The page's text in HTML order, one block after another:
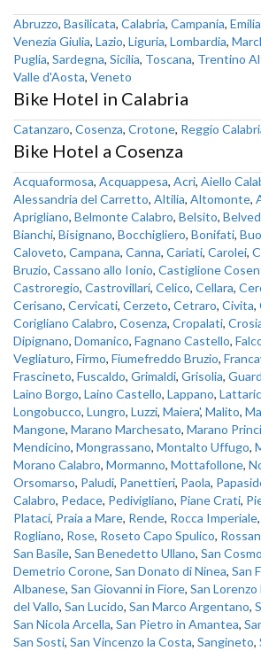
Abruzzo, Basilicata, Calabria, Campania,
Venezia Giulia, Lazio, Liguria, Lombardia,
Puglia, Sardegna, Sicilia, Toscana, Trentino
Valle d'Aosta, Veneto
Bike Hotel in Calabria
Catanzaro, Cosenza, Crotone, Reggio
Bike Hotel a Cosenza
Acquaformosa, Acquappesa, Acri, Aiello
Alessandria del Carretto, Altilia, Altomonte,
Aprigliano, Belmonte Calabro, Belsito,
Bianchi, Bisignano, Bocchigliero, Bonifati,
Caloveto, Campana, Canna, Cariati, Carolei,
Bruzio, Cassano allo Ionio, Castiglione
Castroregio, Castrovillari, Celico, Cellara,
Cerisano, Cervicati, Cerzeto, Cetraro, Civita,
Corigliano Calabro, Cosenza, Cropalati,
Dipignano, Domanico, Fagnano Castello,
Vegliaturo, Firmo, Fiumefreddo Bruzio,
Frascineto, Fuscaldo, Grimaldi, Grisolia,
Laino Borgo, Laino Castello, Lappano,
Longobucco, Lungro, Luzzi, Maiera', Malito,
Mangone, Marano Marchesato, Marano
Mendicino, Mongrassano, Montalto Uffugo,
Morano Calabro, Mormanno, Mottafollone,
Orsomarso, Paludi, Panettieri, Paola,
Calabro, Pedace, Pedivigliano, Piane Crati,
Plataci, Praia a Mare, Rende, Rocca Imperiale,
Rogliano, Rose, Roseto Capo Spulico,
San Basile, San Benedetto Ullano, San
Demetrio Corone, San Donato di Ninea, San
Albanese, San Giovanni in Fiore, San Lorenzo
del Vallo, San Lucido, San Marco Argentano,
San Nicola Arcella, San Pietro in Amantea,
San Sosti, San Vincenzo la Costa, Sangineto,